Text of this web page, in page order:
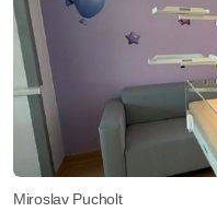
Miroslav Pucholt